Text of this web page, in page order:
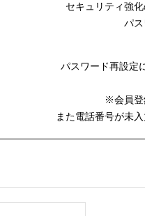
セキュリティ強
パ
パスワード再設定
※会員登
また電話番号が未